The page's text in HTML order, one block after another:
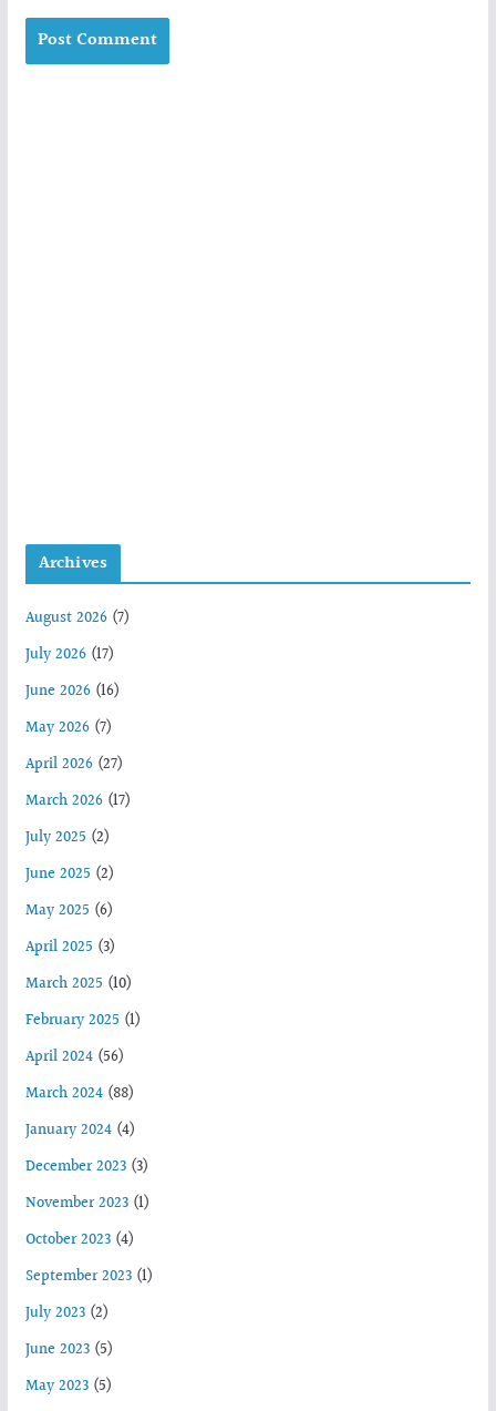
Archives
August 2026(7)
July 2026(17)
June 2026(16)
May 2026(7)
April 2026(27)
March 2026(17)
July 2025 (2)
June 2025 (2)
May 2025 (6)
April 2025 (3)
March 2025 (10)
February 2025 (1)
April 2024(56)
March 2024(88)
January 2024(4)
December 2023(3)
November 2023(1)
October 2023(4)
September 2023(1)
July 2023(2)
June 2023(5)
May 2023(5)